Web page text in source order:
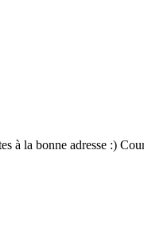
à la bonne adresse :)